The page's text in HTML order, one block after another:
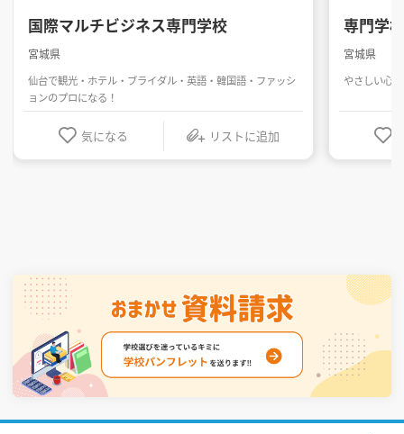
国際マルチビジネス専門学校
宮城県
仙台で観光・ホテル・ブライダル・英語・韓国語・ファッシ
ョンのプロになる！
気になる リストに追加
専門学
宮城県
やさしい心